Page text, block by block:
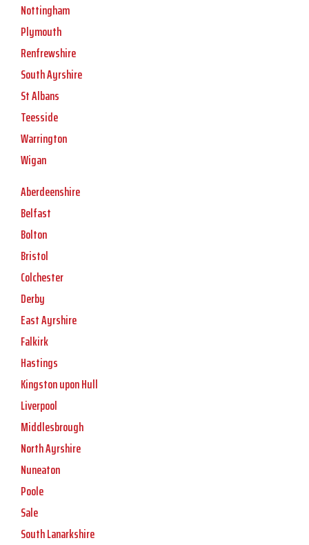
Nottingham
Plymouth
Renfrewshire
South Ayrshire
St Albans
Teesside
Warrington
Wigan
Aberdeenshire
Belfast
Bolton
Bristol
Colchester
Derby
East Ayrshire
Falkirk
Hastings
Kingston upon Hull
Liverpool
Middlesbrough
North Ayrshire
Nuneaton
Poole
Sale
South Lanarkshire